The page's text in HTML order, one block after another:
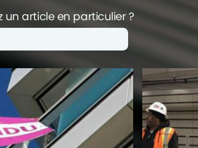
un article en particulier ?
architecture archives conseils
déco
infographie insolite
métier